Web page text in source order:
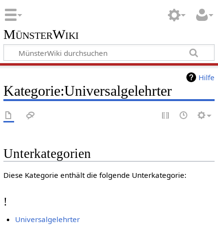
MünsterWiki
Hilfe
Kategorie:Universalgelehrter
Unterkategorien
Diese Kategorie enthält die folgende Unterkategorie:
!
Universalgelehrter